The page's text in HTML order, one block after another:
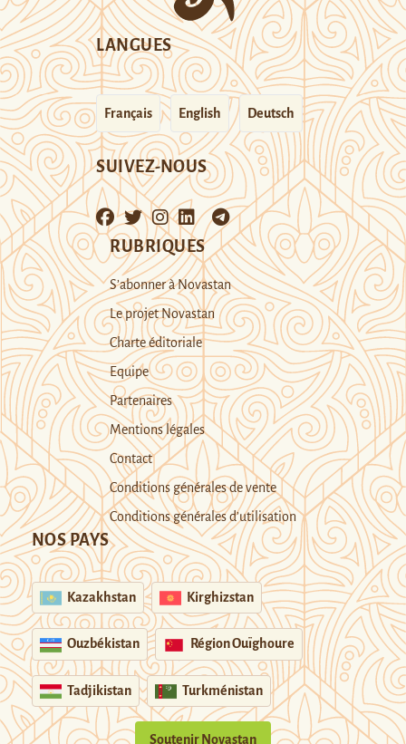
LANGUES
Français English Deutsch
SUIVEZ-NOUS
RUBRIQUES
S’abonner à Novastan
Le projet Novastan
Charte éditoriale
Equipe
Partenaires
Mentions légales
Contact
Conditions générales de vente
Conditions générales d’utilisation
NOS PAYS
Kazakhstan Kirghizstan
Ouzbékistan Région Ouïghoure
Tadjikistan Turkménistan
Soutenir Novastan